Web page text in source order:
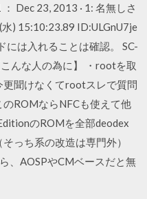
Dec 23, 2013 · 1: 名無しさ
) 15:10:23.89 ID:ULGnU7je
には入れることは確認。 SC-
んな人の為に】 ・rootを取
更聞けなくてrootスレで質問
ROMならNFCも使えて他
のROMを全部deodex
っち系の改造は専門外）
、AOSPやCMベースだと無